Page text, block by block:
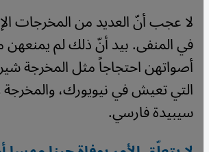
لا عجب أنّ العديد من المخرجات
في المنفى. بيد أنّ ذلك لم
أصواتهن احتجاجاً مثل المخرجة
التي تعيش في نيويورك، والمخرجة
سيبيدة فارسي.